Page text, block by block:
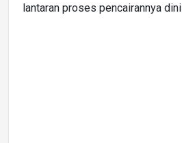
lantaran proses pencairannya